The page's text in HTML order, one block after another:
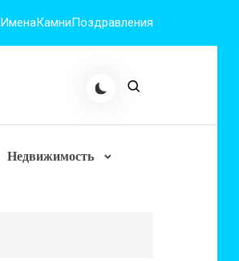
ИменаКамниПоздравления
Недвижимость